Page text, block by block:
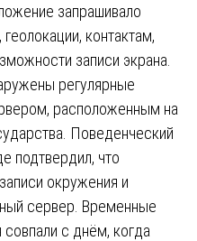
запрашивало
контактам,
записи экрана.
регулярные
расположенным на
Поведенческий
подтвердил, что
окружения и
сервер. Временные
с днём, когда